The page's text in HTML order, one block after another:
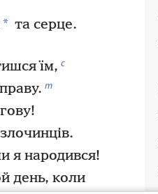
* та серце.
їм, с
т
я народився!
день, коли